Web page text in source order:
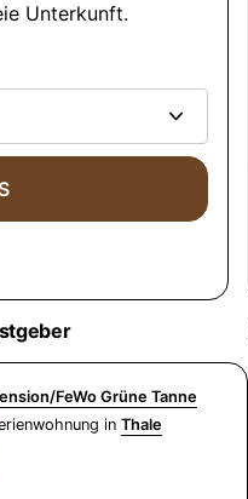
Unterkunft.
FeWo Grüne Tanne
in Thale